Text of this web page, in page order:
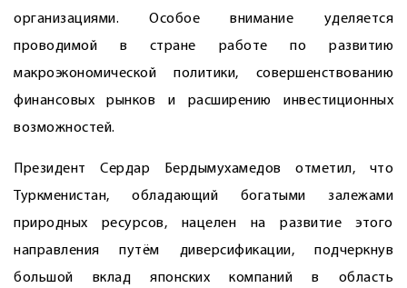
организациями. Особое внимание уделяется
проводимой в стране работе по развитию
макроэкономической политики, совершенствованию
финансовых рынков и расширению инвестиционных
возможностей.
Президент Сердар Бердымухамедов отметил, что
Туркменистан, обладающий богатыми залежами
природных ресурсов, нацелен на развитие этого
направления путём диверсификации, подчеркнув
большой вклад японских компаний в область